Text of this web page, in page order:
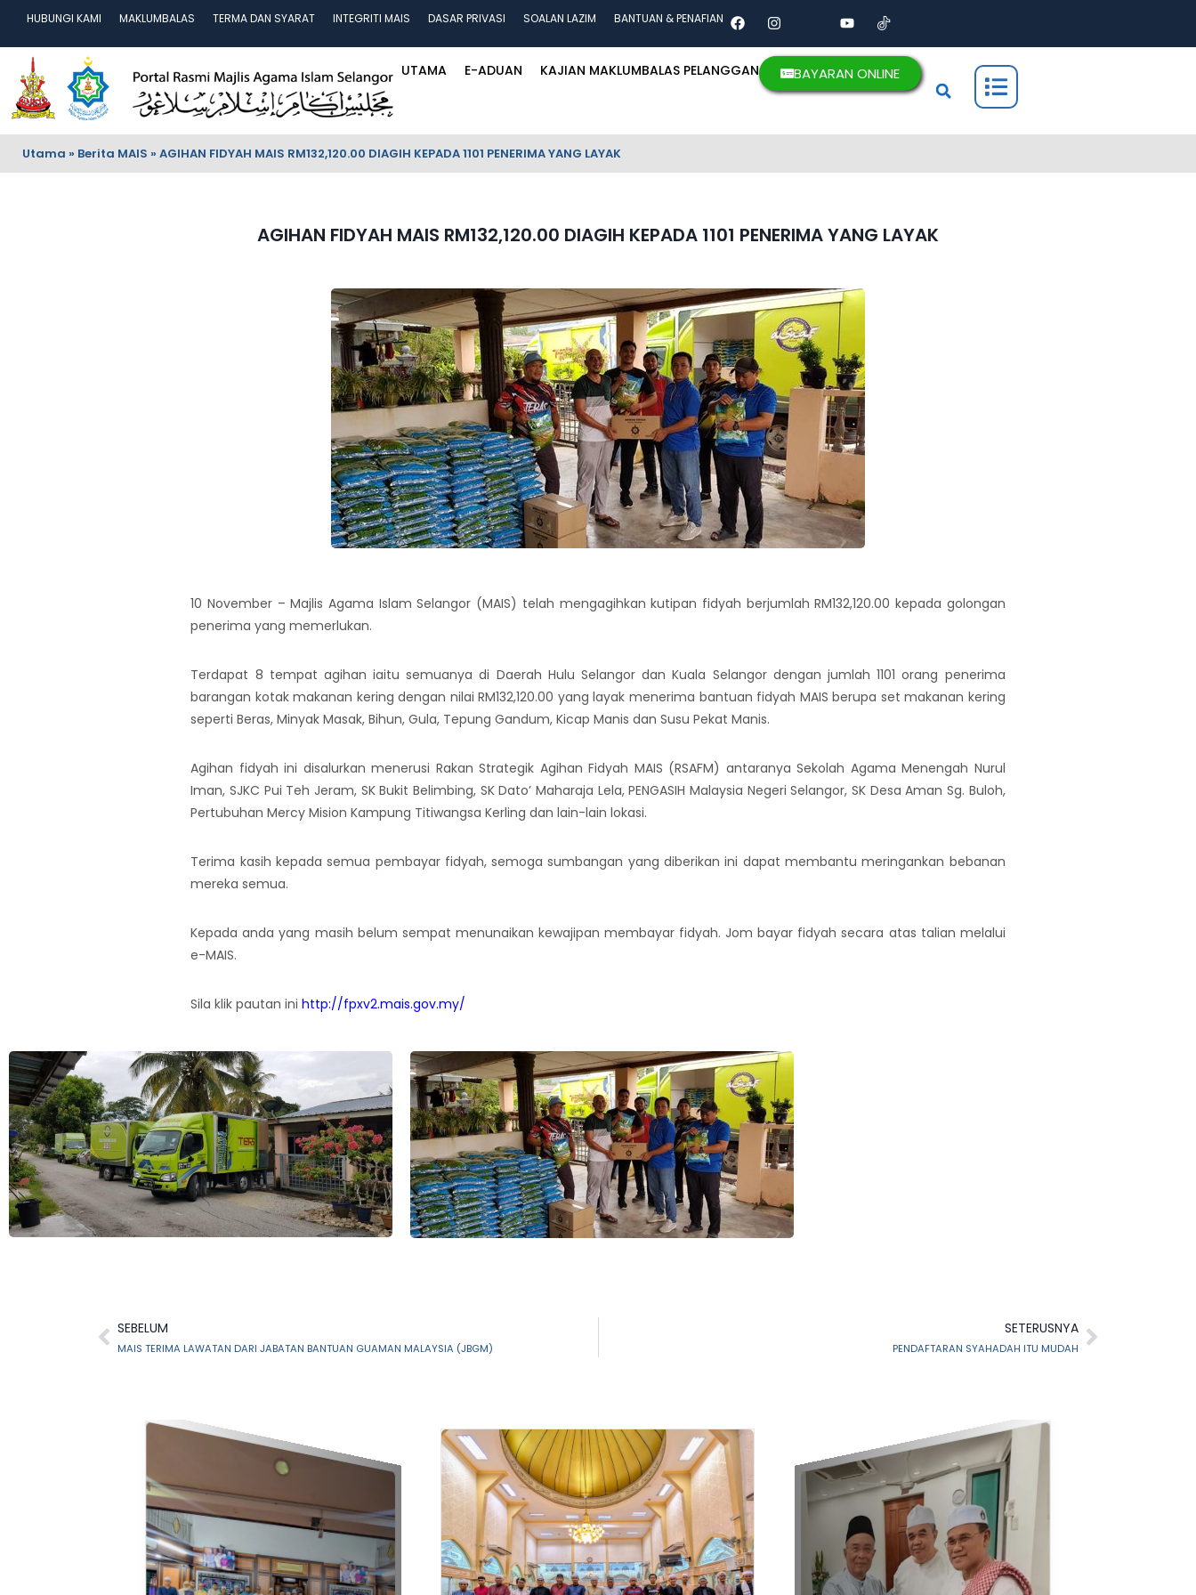
HUBUNGI KAMI MAKLUMBALAS TERMA DAN SYARAT INTEGRITI MAIS DASAR PRIVASI SOALAN LAZIM BANTUAN & PENAFIAN
UTAMA E-ADUAN KAJIAN MAKLUMBALAS PELANGGAN BAYARAN ONLINE
Utama » Berita MAIS » AGIHAN FIDYAH MAIS RM132,120.00 DIAGIH KEPADA 1101 PENERIMA YANG LAYAK
AGIHAN FIDYAH MAIS RM132,120.00 DIAGIH KEPADA 1101 PENERIMA YANG LAYAK
10 November – Majlis Agama Islam Selangor (MAIS) telah mengagihkan kutipan fidyah berjumlah RM132,120.00 kepada golongan
penerima yang memerlukan.
Terdapat 8 tempat agihan iaitu semuanya di Daerah Hulu Selangor dan Kuala Selangor dengan jumlah 1101 orang penerima
barangan kotak makanan kering dengan nilai RM132,120.00 yang layak menerima bantuan fidyah MAIS berupa set makanan kering
seperti Beras, Minyak Masak, Bihun, Gula, Tepung Gandum, Kicap Manis dan Susu Pekat Manis.
Agihan fidyah ini disalurkan menerusi Rakan Strategik Agihan Fidyah MAIS (RSAFM) antaranya Sekolah Agama Menengah Nurul
Iman, SJKC Pui Teh Jeram, SK Bukit Belimbing, SK Dato’ Maharaja Lela, PENGASIH Malaysia Negeri Selangor, SK Desa Aman Sg. Buloh,
Pertubuhan Mercy Mision Kampung Titiwangsa Kerling dan lain-lain lokasi.
Terima kasih kepada semua pembayar fidyah, semoga sumbangan yang diberikan ini dapat membantu meringankan bebanan
mereka semua.
Kepada anda yang masih belum sempat menunaikan kewajipan membayar fidyah. Jom bayar fidyah secara atas talian melalui
e-MAIS.
Sila klik pautan inihttp://fpxv2.mais.gov.my/
SEBELUM
MAIS TERIMA LAWATAN DARI JABATAN BANTUAN GUAMAN MALAYSIA (JBGM)
SETERUSNYA
PENDAFTARAN SYAHADAH ITU MUDAH